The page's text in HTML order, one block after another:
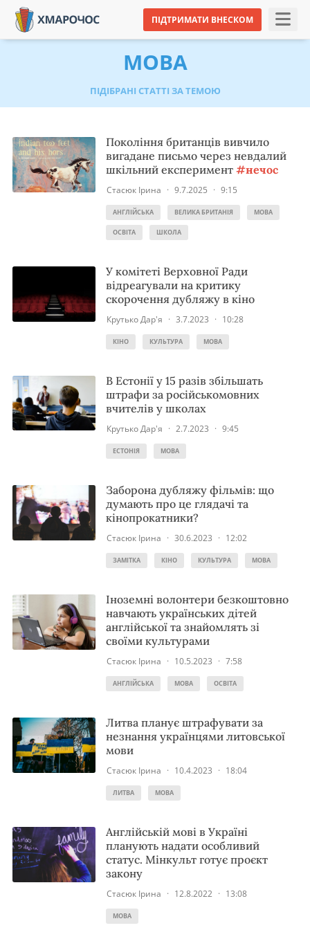
ПІДТРИМАТИ ВНЕСКОМ
МОВА
ПІДІБРАНІ СТАТТІ ЗА ТЕМОЮ
Покоління британців вивчило
вигадане письмо через невдалий
шкільний експеримент #нечос
Стасюк Ірина · 9.7.2025 · 9:15
АНГЛІЙСЬКА ВЕЛИКА БРИТАНІЯ МОВА
ОСВІТА ШКОЛА
У комітеті Верховної Ради
відреагували на критику
скорочення дубляжу в кіно
Крутько Дар'я · 3.7.2023 · 10:28
КІНО КУЛЬТУРА МОВА
В Естонії у 15 разів збільшать
штрафи за російськомовних
вчителів у школах
Крутько Дар'я · 2.7.2023 · 9:45
ЕСТОНІЯ МОВА
Заборона дубляжу фільмів: що
думають про це глядачі та
кінопрокатники?
Стасюк Ірина · 30.6.2023 · 12:02
ЗАМІТКА КІНО КУЛЬТУРА МОВА
Іноземні волонтери безкоштовно
навчають українських дітей
англійської та знайомлять зі
своїми культурами
Стасюк Ірина · 10.5.2023 · 7:58
АНГЛІЙСЬКА МОВА ОСВІТА
Литва планує штрафувати за
незнання українцями литовської
мови
Стасюк Ірина · 10.4.2023 · 18:04
ЛИТВА МОВА
Англійській мові в Україні
планують надати особливий
статус. Мінкульт готує проєкт
закону
Стасюк Ірина · 12.8.2022 · 13:08
МОВА